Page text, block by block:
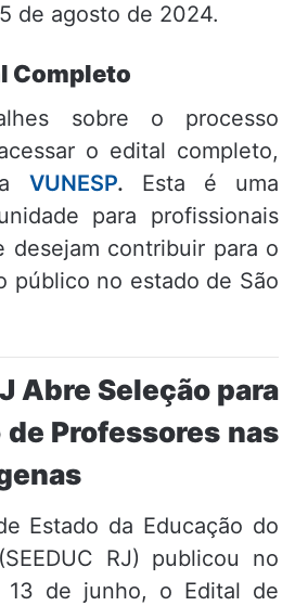
de agosto de 2024.
Completo
sobre o processo
o edital completo,
VUNESP. Esta é uma
para profissionais
desejam contribuir para o
público no estado de São
Abre Seleção para
Professores nas
Estado da Educação do
RJ) publicou no
13 de junho, o Edital de